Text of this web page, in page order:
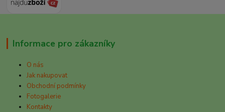
Informace pro zákazníky
O nás
Jak nakupovat
Obchodní podmínky
Fotogalerie
Kontakty